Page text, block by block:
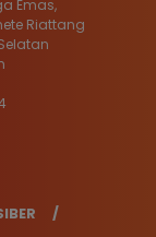
Emas,
Riattang